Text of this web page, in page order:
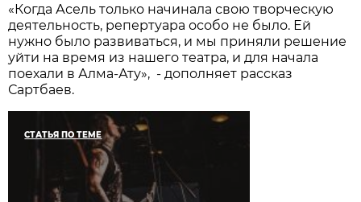
«Когда Асель только начинала свою творческую
деятельность, репертуара особо не было. Ей
нужно было развиваться, и мы приняли решение
уйти на время из нашего театра, и для начала
поехали в Алма-Ату», - дополняет рассказ
Сартбаев.
СТАТЬЯ ПО ТЕМЕ